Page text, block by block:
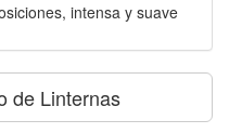
intensa y suave
de Linternas